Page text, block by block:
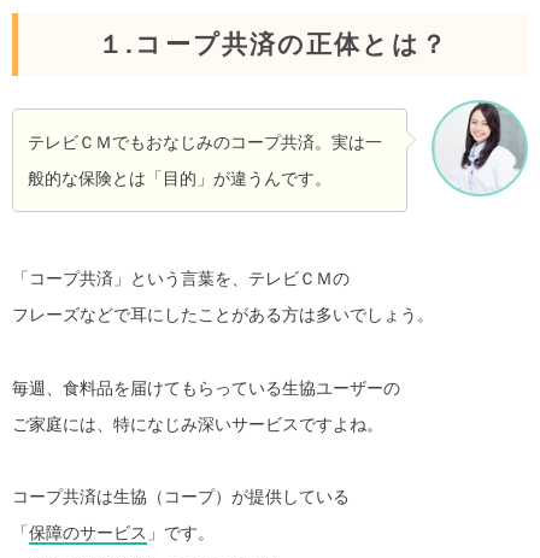
１.コープ共済の正体とは？
テレビＣＭでもおなじみのコープ共済。実は一
般的な保険とは「目的」が違うんです。
「コープ共済」という言葉を、テレビＣＭの
フレーズなどで耳にしたことがある方は多いでしょう。
毎週、食料品を届けてもらっている生協ユーザーの
ご家庭には、特になじみ深いサービスですよね。
コープ共済は生協（コープ）が提供している
「保障のサービス 」です。